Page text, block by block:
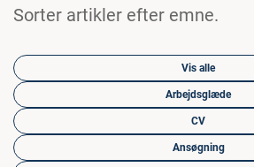
Sorter artikler efter emne.
Vis alle
Arbejdsglæde
CV
Ansøgning